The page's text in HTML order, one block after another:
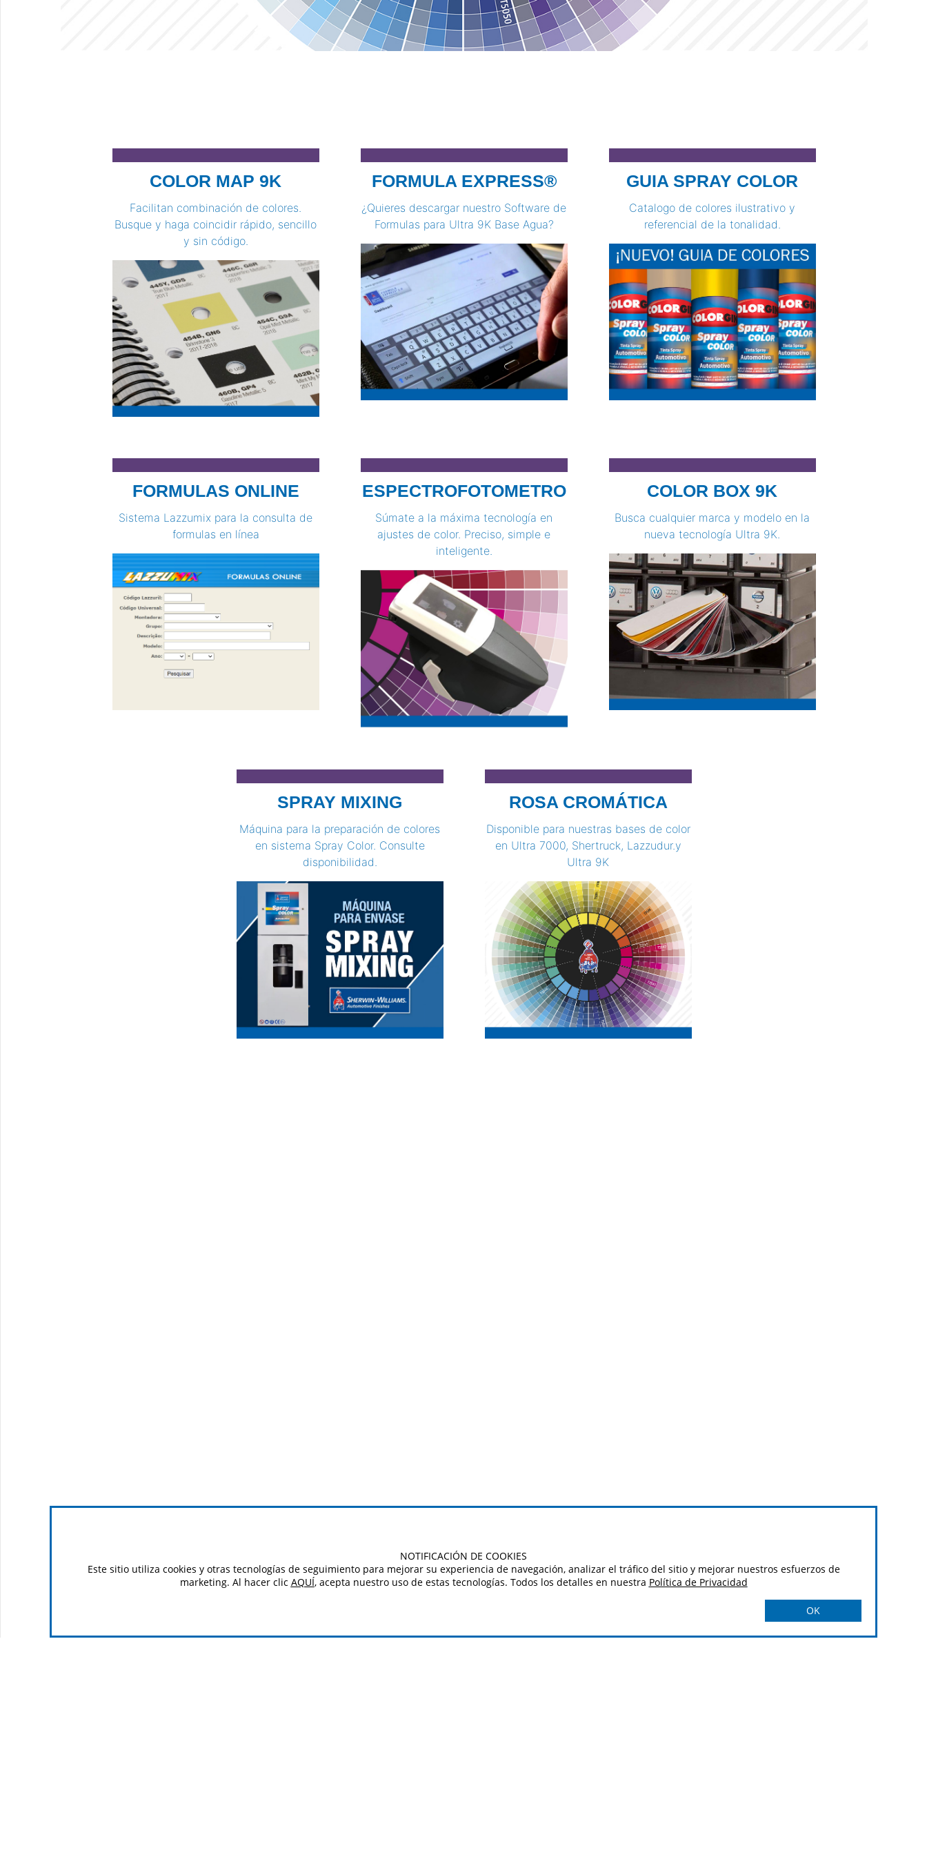
COLOR MAP 9K
Facilitan combinación de colores.
Busque y haga coincidir rápido, sencillo
y sin código.
FORMULA EXPRESS®
¿Quieres descargar nuestro Software de
Formulas para Ultra 9K Base Agua?
GUIA SPRAY COLOR
Catalogo de colores ilustrativo y
referencial de la tonalidad.
FORMULAS ONLINE
Sistema Lazzumix para la consulta de
formulas en línea
ESPECTROFOTOMETRO
Súmate a la máxima tecnología en
ajustes de color. Preciso, simple e
inteligente.
COLOR BOX 9K
Busca cualquier marca y modelo en la
nueva tecnología Ultra 9K.
SPRAY MIXING
Máquina para la preparación de colores
en sistema Spray Color. Consulte
disponibilidad.
ROSA CROMÁTICA
Disponible para nuestras bases de color
en Ultra 7000, Shertruck, Lazzudur.y
Ultra 9K
NOTIFICACIÓN DE COOKIES
Este sitio utiliza cookies y otras tecnologías de seguimiento para mejorar su experiencia de navegación, analizar el tráfico del sitio y mejorar nuestros esfuerzos de
marketing. Al hacer clic AQUÍ, acepta nuestro uso de estas tecnologías. Todos los detalles en nuestra Política de Privacidad
OK